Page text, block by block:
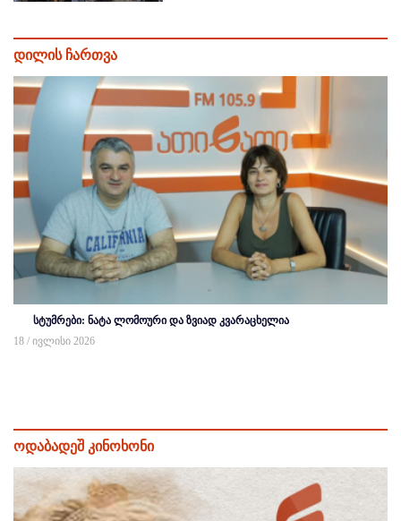
დილის ჩართვა
სტუმრები: ნატა ლომოური და ზვიად კვარაცხელია
18 / ივლისი 2026
ოდაბადეშ კინოხონი